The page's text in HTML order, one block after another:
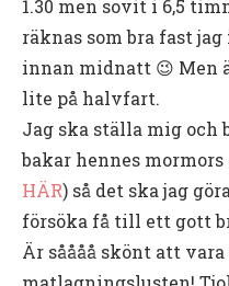
1.30 men sovit i 6,5
räknas som bra fast
innan midnatt 😉 Men
lite på halvfart.
Jag ska ställa mig
bakar hennes mormors
HÄR) så det ska jag
försöka få till ett gott
Är såååå skönt att